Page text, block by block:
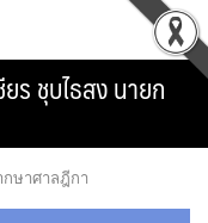
ร ชุบไธสง นายก
ษาศาลฎีกา